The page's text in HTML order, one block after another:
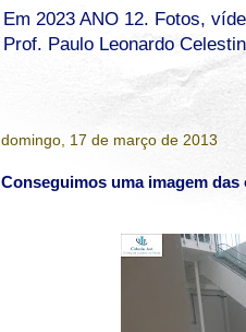
Em 2023 ANO 12. Fotos,
Prof. Paulo Leonardo
domingo, 17 de março de 2013
Conseguimos uma imagem